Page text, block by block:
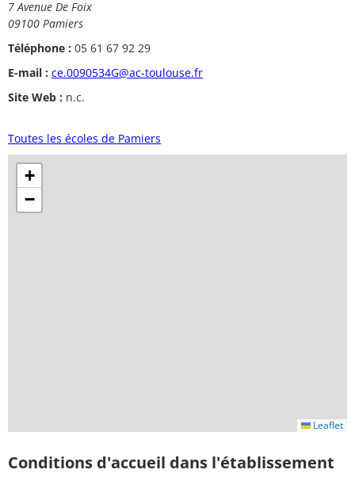
7 Avenue De Foix
09100 Pamiers
Téléphone : 05 61 67 92 29
E-mail : ce.0090534G@ac-toulouse.fr
Site Web : n.c.
Toutes les écoles de Pamiers
+
−
Leaflet
Conditions d'accueil dans l'établissement